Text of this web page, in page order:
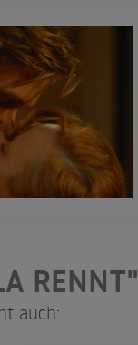
RENNT"
auch: